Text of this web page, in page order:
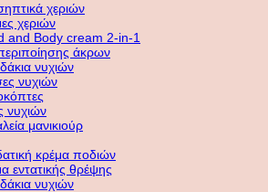
χεριών
χεριών
and Body cream 2-in-1
άκρων
νυχιών
νυχιών
νυχιών
μανικιούρ
κρέμα ποδιών
εντατικής θρέψης
νυχιών